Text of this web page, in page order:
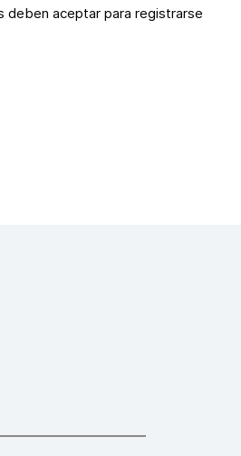
deben aceptar para registrarse